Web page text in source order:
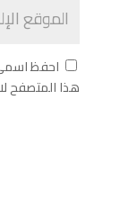
احفظ
هذا المتصفح